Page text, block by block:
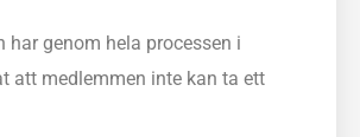
genom hela processen i
att medlemmen inte kan ta ett